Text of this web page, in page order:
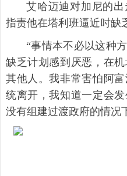
艾哈迈迪对加尼的出
指责他在塔利班逼近时缺
“事情本不必以这种
缺乏计划感到厌恶，在
其他人。我非常害怕阿
统离开，我知道一定会
没有组建过渡政府的情况